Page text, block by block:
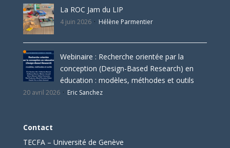
La ROC Jam du LIP
4 juin 2026 Hélène Parmentier
Webinaire : Recherche orientée par la
conception (Design-Based Research) en
éducation : modèles, méthodes et outils
20 avril 2026 Eric Sanchez
Contact
TECFA – Université de Genève